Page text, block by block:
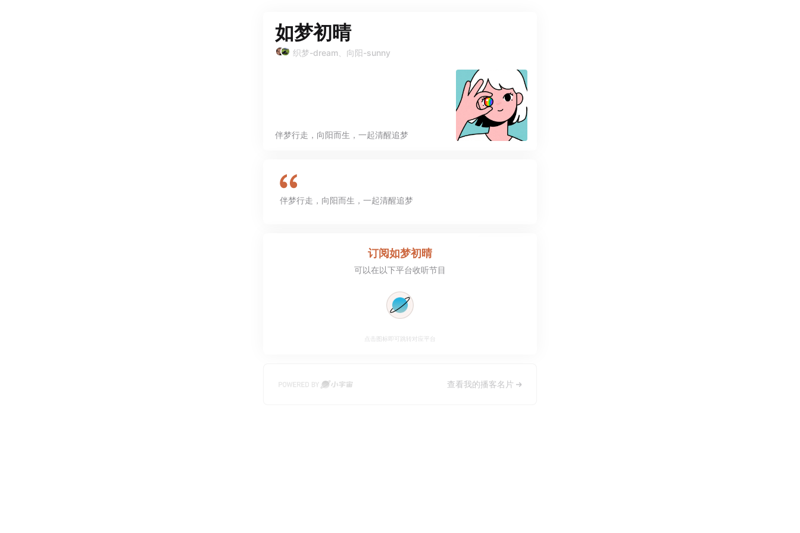
如梦初晴
织梦-dream、向阳-sunny
伴梦行走，向阳而生，一起清醒追梦
伴梦行走，向阳而生，一起清醒追梦
订阅如梦初晴
可以在以下平台收听节目
点击图标即可跳转对应平台
查看我的播客名片